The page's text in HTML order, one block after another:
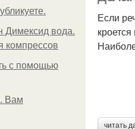
Димексид вода.
компрессов
с помощью
Вам
Если
читать